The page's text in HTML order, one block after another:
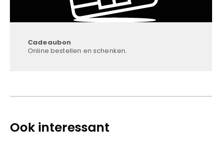
Cadeaubon
Online bestellen en schenken.
Ook interessant